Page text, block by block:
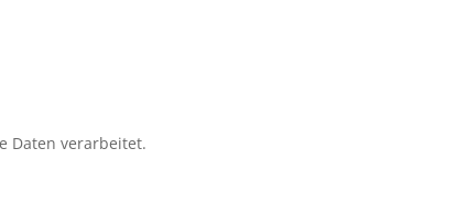
Daten verarbeitet.